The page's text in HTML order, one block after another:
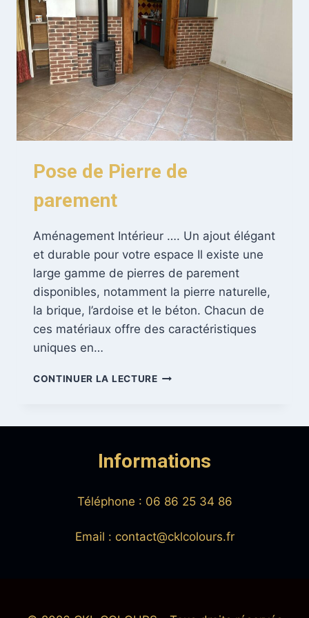
Pose de Pierre de
parement
Aménagement Intérieur …. Un ajout élégant
et durable pour votre espace Il existe une
large gamme de pierres de parement
disponibles, notamment la pierre naturelle,
la brique, l’ardoise et le béton. Chacun de
ces matériaux offre des caractéristiques
uniques en…
CONTINUER LA LECTURE POSE
Informations
Téléphone : 06 86 25 34 86
Email : contact@cklcolours.fr